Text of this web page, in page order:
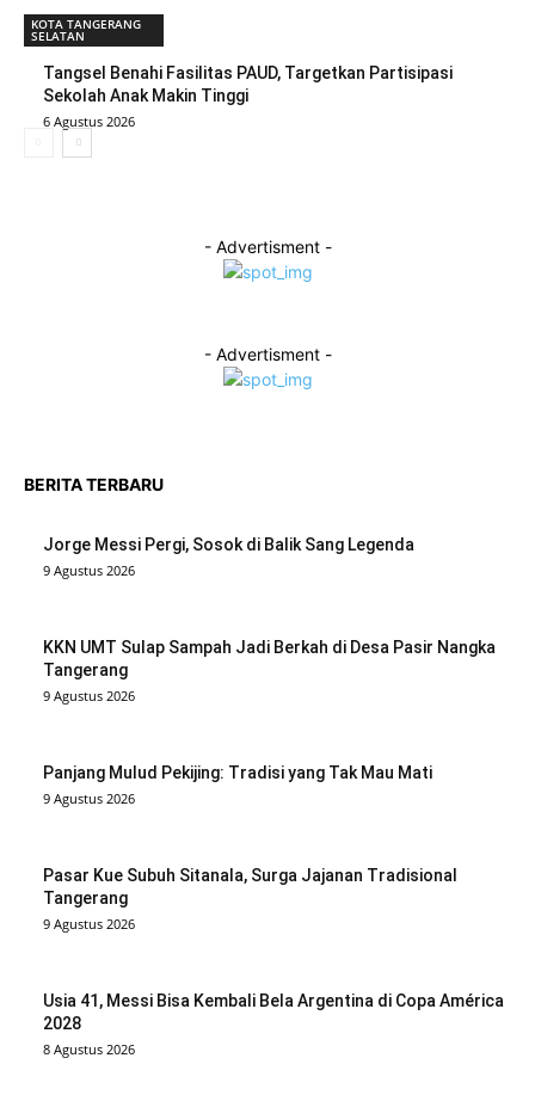
KOTA TANGERANG
SELATAN
Tangsel Benahi Fasilitas PAUD, Targetkan Partisipasi
Sekolah Anak Makin Tinggi
6 Agustus 2026
- Advertisment -
- Advertisment -
BERITA TERBARU
Jorge Messi Pergi, Sosok di Balik Sang Legenda
9 Agustus 2026
KKN UMT Sulap Sampah Jadi Berkah di Desa Pasir Nangka
Tangerang
9 Agustus 2026
Panjang Mulud Pekijing: Tradisi yang Tak Mau Mati
9 Agustus 2026
Pasar Kue Subuh Sitanala, Surga Jajanan Tradisional
Tangerang
9 Agustus 2026
Usia 41, Messi Bisa Kembali Bela Argentina di Copa América
2028
8 Agustus 2026